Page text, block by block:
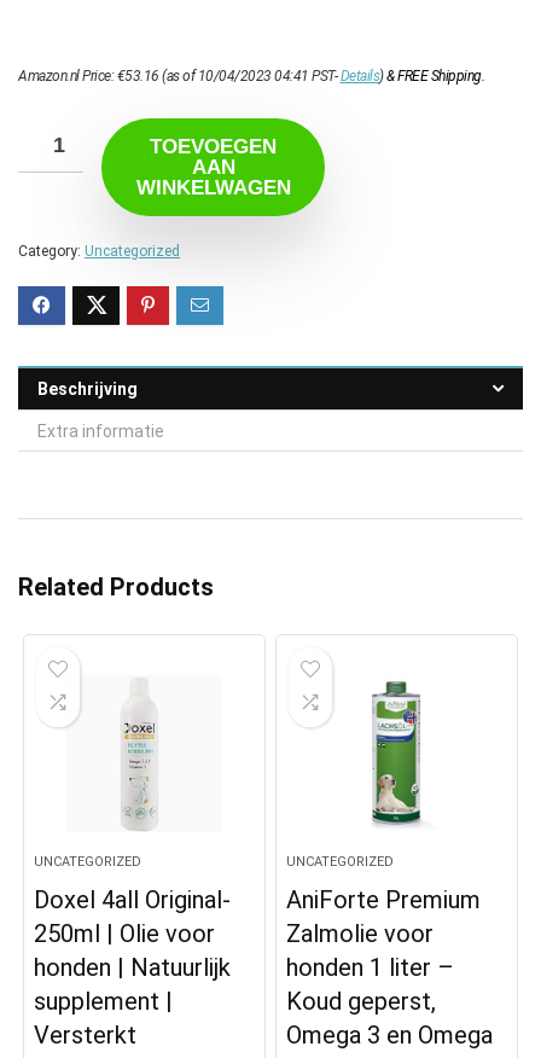
Amazon.nl Price:€53.16 (as of 10/04/2023 04:41 PST-Details)&FREE Shipping.
TOEVOEGEN
AAN
WINKELWAGEN
Category: Uncategorized
Beschrijving
Extra informatie
Related Products
UNCATEGORIZED
Doxel 4all Original-
250ml | Olie voor
honden | Natuurlijk
supplement |
Versterkt
UNCATEGORIZED
AniForte Premium
Zalmolie voor
honden 1 liter –
Koud geperst,
Omega 3 en Omega